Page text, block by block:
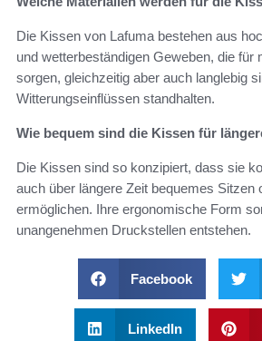
Die Kissen von Lafuma bestehen aus
und wetterbeständigen Geweben, die für
sorgen, gleichzeitig aber auch langlebig
Witterungseinflüssen standhalten.
Wie bequem sind die Kissen für
Die Kissen sind so konzipiert, dass sie
auch über längere Zeit bequemes Sitzen
ermöglichen. Ihre ergonomische Form
unangenehmen Druckstellen entstehen.
Facebook
LinkedIn